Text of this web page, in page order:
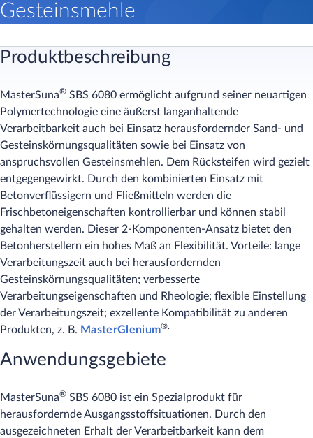
Gesteinsmehle
Produktbeschreibung
MasterSuna® SBS 6080 ermöglicht aufgrund seiner neuartigen
Polymertechnologie eine äußerst langanhaltende
Verarbeitbarkeit auch bei Einsatz herausfordernder Sand- und
Gesteinskörnungsqualitäten sowie bei Einsatz von
anspruchsvollen Gesteinsmehlen. Dem Rücksteifen wird gezielt
entgegengewirkt. Durch den kombinierten Einsatz mit
Betonverflüssigern und Fließmitteln werden die
Frischbetoneigenschaften kontrollierbar und können stabil
gehalten werden. Dieser 2-Komponenten-Ansatz bietet den
Betonherstellern ein hohes Maß an Flexibilität. Vorteile: lange
Verarbeitungszeit auch bei herausfordernden
Gesteinskörnungsqualitäten; verbesserte
Verarbeitungseigenschaften und Rheologie; flexible Einstellung
der Verarbeitungszeit; exzellente Kompatibilität zu anderen
Produkten, z. B. MasterGlenium®.
Anwendungsgebiete
MasterSuna® SBS 6080 ist ein Spezialprodukt für
herausfordernde Ausgangsstoffsituationen. Durch den
ausgezeichneten Erhalt der Verarbeitbarkeit kann dem